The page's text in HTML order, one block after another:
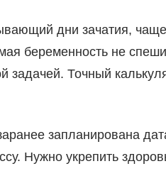
дни зачатия,
беременность не
задачей. Точный
запланирована
Нужно укрепить